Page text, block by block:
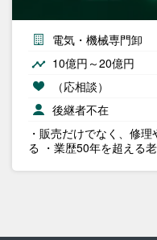
電気・機械専門卸
10億円～20億円
（応相談）
後継者不在
・販売だけでなく、修
る ・業歴50年を超える